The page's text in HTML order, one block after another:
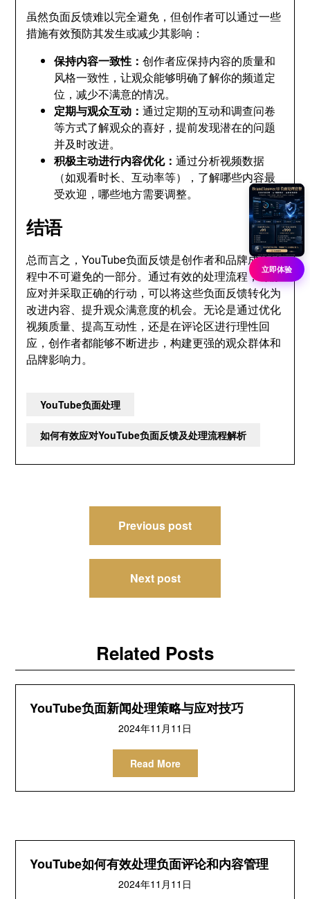
虽然负面反馈难以完全避免，但创作者可以通过一些
措施有效预防其发生或减少其影响：
保持内容一致性：创作者应保持内容的质量和
风格一致性，让观众能够明确了解你的频道定
位，减少不满意的情况。
定期与观众互动：通过定期的互动和调查问卷
等方式了解观众的喜好，提前发现潜在的问题
并及时改进。
积极主动进行内容优化：通过分析视频数据
（如观看时长、互动率等），了解哪些内容最
受欢迎，哪些地方需要调整。
结语
总而言之，YouTube负面反馈是创作者和品牌成长过
程中不可避免的一部分。通过有效的处理流程，冷静
应对并采取正确的行动，可以将这些负面反馈转化为
改进内容、提升观众满意度的机会。无论是通过优化
视频质量、提高互动性，还是在评论区进行理性回
应，创作者都能够不断进步，构建更强的观众群体和
品牌影响力。
YouTube负面处理
如何有效应对YouTube负面反馈及处理流程解析
Previous post
Next post
Related Posts
YouTube负面新闻处理策略与应对技巧
2024年11月11日
Read More
YouTube如何有效处理负面评论和内容管理
2024年11月11日
立即体验